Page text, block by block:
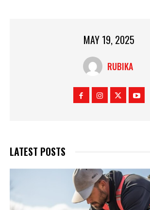
MAY 19, 2025
RUBIKA
LATEST POSTS